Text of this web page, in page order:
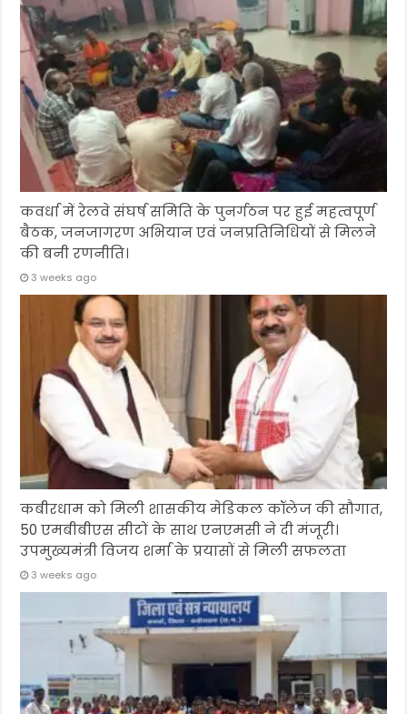
कवर्धा में रेलवे संघर्ष समिति के पुनर्गठन पर हुई महत्वपूर्ण
बैठक, जनजागरण अभियान एवं जनप्रतिनिधियों से मिलने
की बनी रणनीति।
3 weeks ago
कबीरधाम को मिली शासकीय मेडिकल कॉलेज की सौगात,
50 एमबीबीएस सीटों के साथ एनएमसी ने दी मंजूरी।
उपमुख्यमंत्री विजय शर्मा के प्रयासों से मिली सफलता
3 weeks ago